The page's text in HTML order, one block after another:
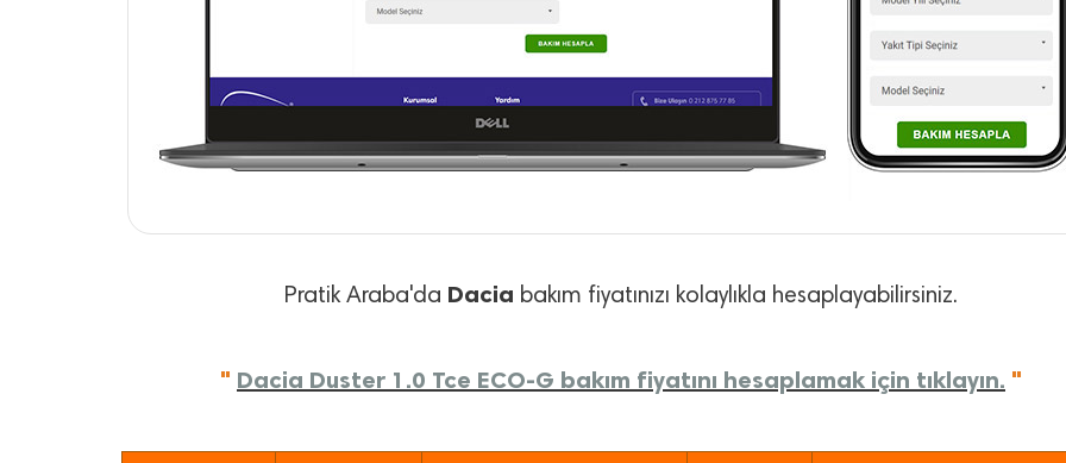
Pratik Araba'da Dacia bakım fiyatınızı kolaylıkla hesaplayabilirsiniz.
" Dacia Duster 1.0 Tce ECO-G bakım fiyatını hesaplamak için tıklayın. "